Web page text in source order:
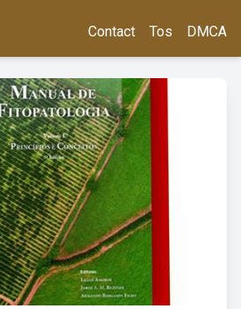
Contact Tos DMCA